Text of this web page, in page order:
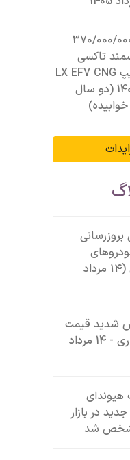
370/000/000
تاکسی
سمند تیپ LX EF7 CNG
مدل : 1401 (دو سال
پرفروش (۱۴ مرداد
شدید قیمت
تایر سواری - 14 مرداد
هیوندای
در بازار
شد